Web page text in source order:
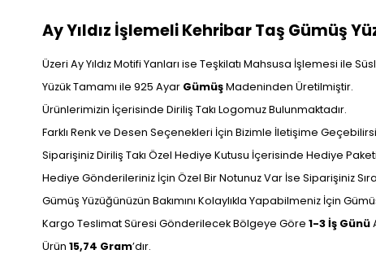
Ay Yıldız İşlemeli Kehribar Taş Gümüş
Üzeri Ay Yıldız Motifi Yanları ise Teşkilatı Mahsusa İşlemesi ile
Yüzük Tamamı ile 925 Ayar GümüşMadeninden Üretilmiştir.
Ürünlerimizin İçerisinde Diriliş Takı Logomuz Bulunmaktadır.
Farklı Renk ve Desen Seçenekleri İçin Bizimle İletişime
Siparişiniz Diriliş Takı Özel Hediye Kutusu İçerisinde Hediye
Hediye Gönderileriniz İçin Özel Bir Notunuz Var İse Siparişiniz
Gümüş Yüzüğünüzün Bakımını Kolaylıkla Yapabilmeniz İçin
Kargo Teslimat Süresi Gönderilecek Bölgeye Göre 1-3 İş Günü
Ürün 15,74 Gram’dır.